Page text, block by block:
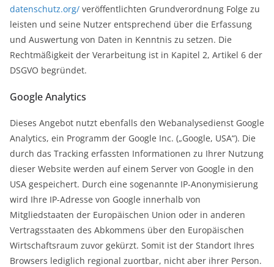
datenschutz.org/ veröffentlichten Grundverordnung Folge zu
leisten und seine Nutzer entsprechend über die Erfassung
und Auswertung von Daten in Kenntnis zu setzen. Die
Rechtmäßigkeit der Verarbeitung ist in Kapitel 2, Artikel 6 der
DSGVO begründet.
Google Analytics
Dieses Angebot nutzt ebenfalls den Webanalysedienst Google
Analytics, ein Programm der Google Inc. („Google, USA“). Die
durch das Tracking erfassten Informationen zu Ihrer Nutzung
dieser Website werden auf einem Server von Google in den
USA gespeichert. Durch eine sogenannte IP-Anonymisierung
wird Ihre IP-Adresse von Google innerhalb von
Mitgliedstaaten der Europäischen Union oder in anderen
Vertragsstaaten des Abkommens über den Europäischen
Wirtschaftsraum zuvor gekürzt. Somit ist der Standort Ihres
Browsers lediglich regional zuortbar, nicht aber ihrer Person.